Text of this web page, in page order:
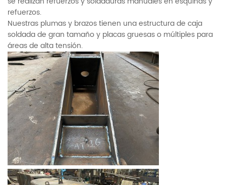
refuerzos.
Nuestras plumas y brazos tienen una estructura de caja
soldada de gran tamaño y placas gruesas o múltiples para
áreas de alta tensión.